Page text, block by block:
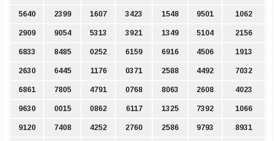
5640 2399 1607 3423 1548 9501 1062
2909 9054 5313 3921 1349 5104 2156
6833 8485 0252 6159 6916 4506 1913
2630 6445 1176 0371 2588 4492 7032
6861 7805 4791 0768 8063 2608 4023
9630 0015 0862 6117 1325 7392 1066
9120 7408 4252 2760 2586 9793 8931